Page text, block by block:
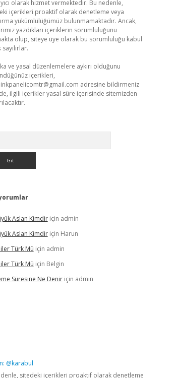
olarak hizmet vermektedir. Bu nedenle,
içerikleri proaktif olarak denetleme veya
yükümlülüğümüz bulunmamaktadır. Ancak,
yazdıkları içeriklerin sorumluluğunu
olup, siteye üye olarak bu sorumluluğu kabul
ve yasal düzenlemelere aykırı olduğunu
içerikleri,
adresine bildirmeniz
ilgili içerikler yasal süre içerisinde sitemizden
Aslan Kimdiriçin admin
Aslan Kimdiriçin Harun
Türk Mü için admin
Türk Mü için Belgin
Süresine Ne Deniriçin admin
@karabul
sitedeki içerikleri proaktif olarak denetleme